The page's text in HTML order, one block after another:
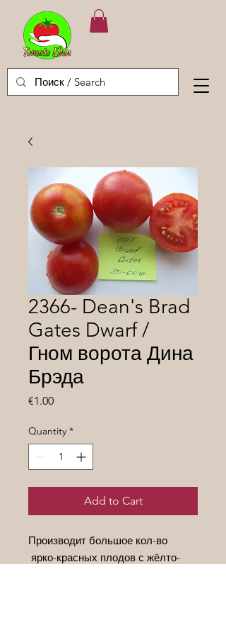
2366- Dean's Brad
Gates Dwarf /
Гном ворота Дина
Брэда
€1.00Price
Quantity *
Add to Cart
Производит большое кол-во
ярко-красных плодов с жёлто-